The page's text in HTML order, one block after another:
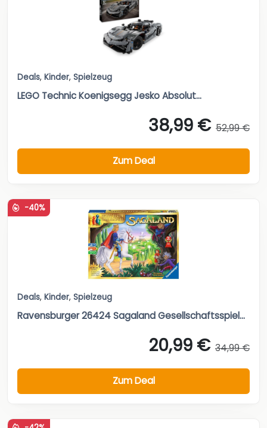
Deals, Kinder, Spielzeug
LEGO Technic Koenigsegg Jesko Absolut...
38,99 € 52,99 €
Zum Deal
-40%
Deals, Kinder, Spielzeug
Ravensburger 26424 Sagaland Gesellschaftsspiel...
20,99 € 34,99 €
Zum Deal